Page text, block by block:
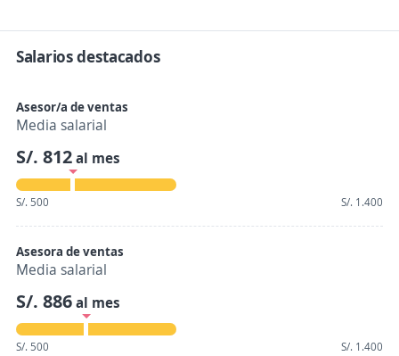
Salarios destacados
Asesor/a de ventas
Media salarial
S/. 812al mes
S/. 500 S/. 1.400
Asesora de ventas
Media salarial
S/. 886al mes
S/. 500 S/. 1.400